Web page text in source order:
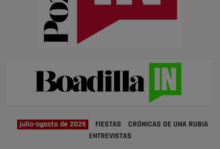
julio-agosto de 2026 FIESTAS
CRÓNICAS DE UNA RUBIA
ENTREVISTAS